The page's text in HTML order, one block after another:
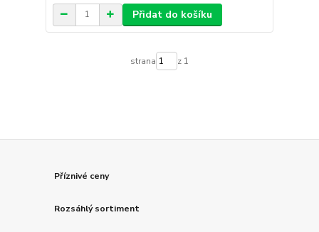
Přidat do košíku
strana z 1
Příznivé ceny
Rozsáhlý sortiment